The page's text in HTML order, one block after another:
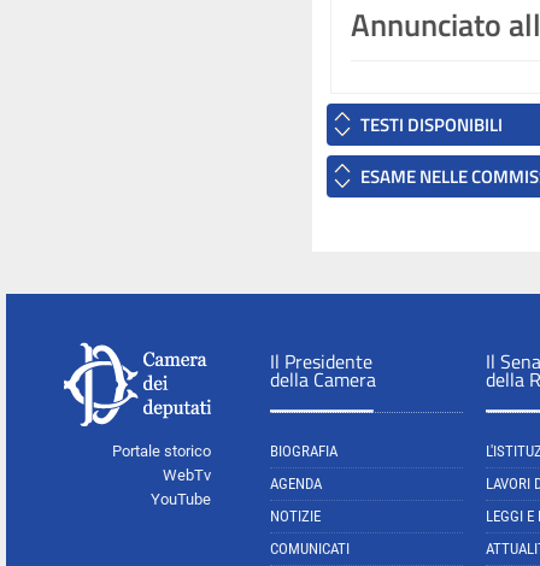
Annunciato
TESTI DISPONIBILI
ESAME NELLE
Portale storico
WebTv
YouTube
Il Presidente
della Camera
BIOGRAFIA
AGENDA
NOTIZIE
COMUNICATI
Il
della
LAVORI
LEGGI E